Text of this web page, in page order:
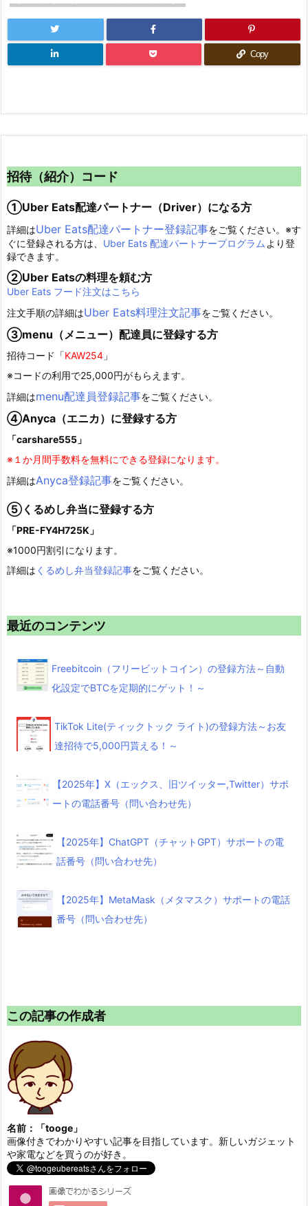
Copy
招待（紹介）コード
①Uber Eats配達パートナー（Driver）になる方
詳細はUber Eats配達パートナー登録記事をご覧ください。※す
ぐに登録される方は、 Uber Eats 配達パートナープログラムより登
録できます。
②Uber Eatsの料理を頼む方
Uber Eats フード注文はこちら
注文手順の詳細はUber Eats料理注文記事をご覧ください。
③menu（メニュー）配達員に登録する方
招待コード「KAW254 」
※コードの利用で25,000円がもらえます。
詳細はmenu配達員登録記事をご覧ください。
④Anyca（エニカ）に登録する方
「carshare555」
※１か月間手数料を無料にできる登録になります。
詳細はAnyca登録記事をご覧ください。
⑤くるめし弁当に登録する方
「PRE-FY4H725K」
※1000円割引になります。
詳細は くるめし弁当登録記事をご覧ください。
最近のコンテンツ
Freebitcoin（フリービットコイン）の登録方法～自動
化設定でBTCを定期的にゲット！～
TikTok Lite(ティックトック ライト)の登録方法～お友
達招待で5,000円貰える！～
【2025年】X（エックス、旧ツイッター,Twitter）サポ
ートの電話番号（問い合わせ先）
【2025年】ChatGPT（チャットGPT）サポートの電
話番号（問い合わせ先）
【2025年】MetaMask（メタマスク）サポートの電話
番号（問い合わせ先）
この記事の作成者
名前：「tooge」
画像付きでわかりやすい記事を目指しています。新しいガジェット
や家電などを買うのが好き。